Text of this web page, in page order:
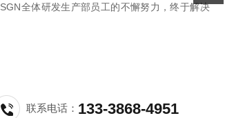
全体研发生产部员工的不懈努力，终于解决
联系电话： 133-3868-4951